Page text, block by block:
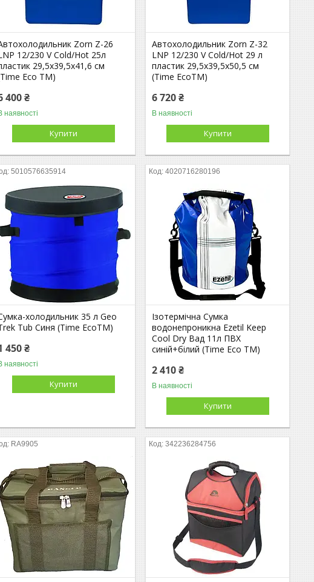
Zorn Z-26
12/230 V Cold/Hot 25л
29,5х39,5х41,6 см
Eco TM)
400 ₴
наявності
Купити
Автохолодильник Zorn Z-32
LNP 12/230 V Cold/Hot 29 л
пластик 29,5х39,5х50,5 см
(Time EcoTM)
6 720 ₴
В наявності
Купити
5010576635914
холодильник 35 л Geo
Tub Синя (Time EcoTM)
450 ₴
наявності
Купити
4020716280196
Ізотермічна Сумка
водонепроникна Ezetil Keep
Cool Dry Вад 11л ПВХ
синій+білий (Time Eco TM)
2 410 ₴
В наявності
Купити
RA9905 342236284756